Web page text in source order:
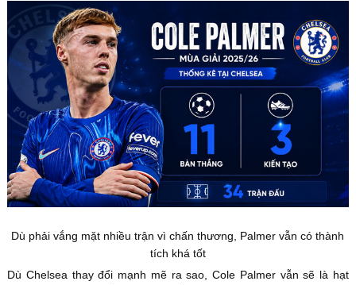
Dù phải vắng mặt nhiều trận vì chấn thương, Palmer vẫn có thành
tích khá tốt
Dù Chelsea thay đổi mạnh mẽ ra sao, Cole Palmer vẫn sẽ là hạt